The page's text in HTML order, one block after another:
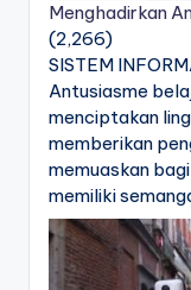
Menghadirkan
(2,266)
SISTEM
Antusiasme
menciptakan
memberikan
memuaskan
memiliki